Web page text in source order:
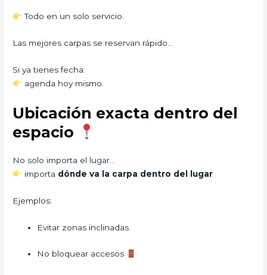
Todo en un solo servicio.
Las mejores carpas se reservan rápido…
Si ya tienes fecha:
agenda hoy mismo.
Ubicación exacta dentro del
espacio
No solo importa el lugar…
importa dónde va la carpa dentro del lugar
Ejemplos:
Evitar zonas inclinadas
No bloquear accesos